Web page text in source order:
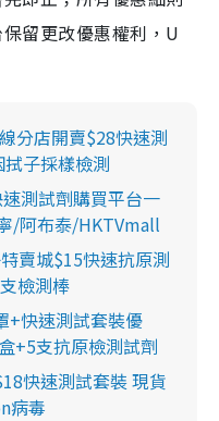
留更改優惠權利，U
分店開賣$28快速測
子採樣檢測
測試劑購買平台一
/阿布泰/HKTVmall
賣城$15快速抗原測
檢測棒
+快速測試套裝優
+5支抗原檢測試劑
快速測試套裝 現貨
病毒